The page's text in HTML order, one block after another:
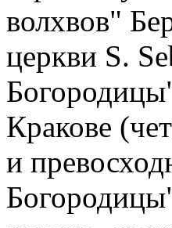
волхвов"
церкви S.
Кракове
и